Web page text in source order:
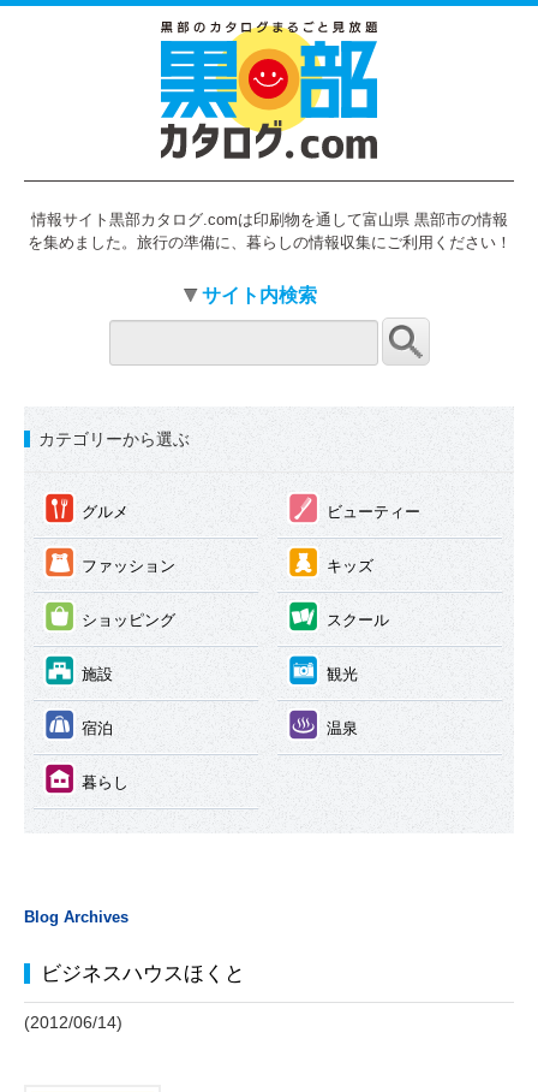
情報サイト黒部カタログ.comは印刷物を通して富山県 黒部市の情報
を集めました。旅行の準備に、暮らしの情報収集にご利用ください！
サイト内検索
カテゴリーから選ぶ
① グルメ ② ビューティー
③ ファッション ④ キッズ
⑤ ショッピング ⑥ スクール
⑦ 施設 ⑧ 観光
⑨ 宿泊 ⑩ 温泉
⑪ 暮らし
Blog Archives
ビジネスハウスほくと
(2012/06/14)